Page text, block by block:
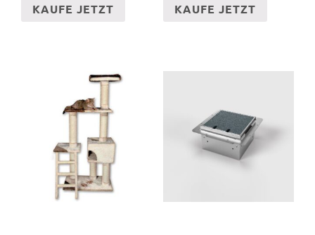
KAUFE JETZT KAUFE JETZT